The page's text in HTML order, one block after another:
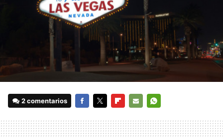
2 comentarios
MAIL